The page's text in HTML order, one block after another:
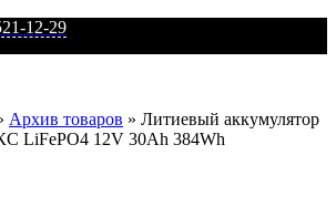
12-29
Архив товаров » Литиевый аккумулятор
LiFePO4 12V 30Ah 384Wh